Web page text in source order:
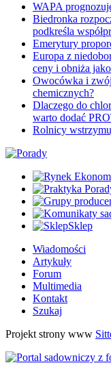
WAPA
Biedronka
podkreśla
Emerytury
Europa z
ceny i obniża
Owocówka i
chemicznych?
Dlaczego do
warto dodać
Rolnicy
Sklep
Wiadomości
Artykuły
Forum
Multimedia
Kontakt
Szukaj
Projekt strony www